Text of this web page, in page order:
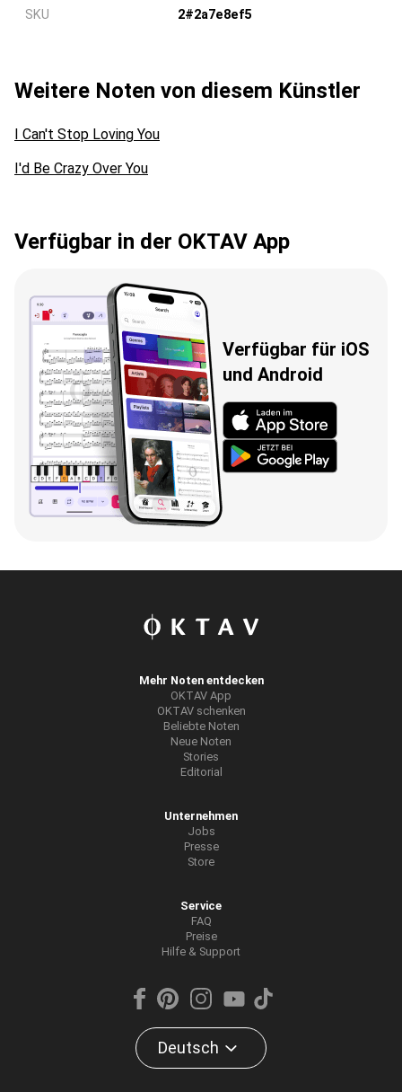
SKU 2#2a7e8ef5
Weitere Noten von diesem Künstler
I Can't Stop Loving You
I'd Be Crazy Over You
Verfügbar in der OKTAV App
Verfügbar für iOS
und Android
Mehr Noten entdecken
OKTAV App
OKTAV schenken
Beliebte Noten
Neue Noten
Stories
Editorial
Unternehmen
Jobs
Presse
Store
Service
FAQ
Preise
Hilfe & Support
Deutsch